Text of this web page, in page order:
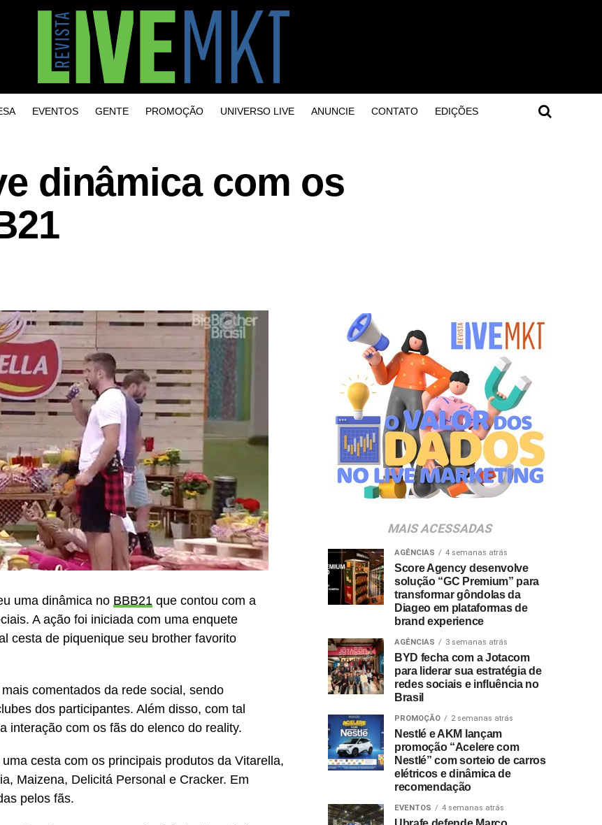
EVENTOS GENTE PROMOÇÃO UNIVERSO LIVE ANUNCIE CONTATO EDIÇÕES
dinâmica com os
uma dinâmica no BBB21 que contou com a
A ação foi iniciada com uma enquete
cesta de piquenique seu brother favorito
comentados da rede social, sendo
dos participantes. Além disso, com tal
interação com os fãs do elenco do reality.
cesta com os principais produtos da Vitarella,
Maizena, Delicitá Personal e Cracker. Em
pelos fãs.
MAIS ACESSADAS
AGÊNCIAS 4 semanas atrás
Score Agency desenvolve
solução “GC Premium” para
transformar gôndolas da
Diageo em plataformas de
brand experience
AGÊNCIAS 3 semanas atrás
BYD fecha com a Jotacom
para liderar sua estratégia de
redes sociais e influência no
Brasil
PROMOÇÃO 2 semanas atrás
Nestlé e AKM lançam
promoção “Acelere com
Nestlé” com sorteio de carros
elétricos e dinâmica de
recomendação
EVENTOS 4 semanas atrás